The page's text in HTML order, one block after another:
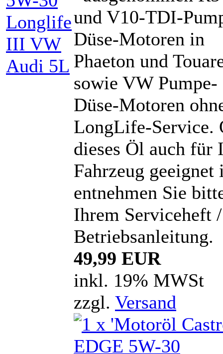
und V10-TDI-
Düse-Motoren in
Phaeton und
sowie VW Pumpe-
Düse-Motoren
LongLife-Service.
dieses Öl auch für
Fahrzeug geeignet
entnehmen Sie
Ihrem Serviceheft /
Betriebsanleitung.
49,99 EUR
inkl. 19% MWSt
zzgl. Versand